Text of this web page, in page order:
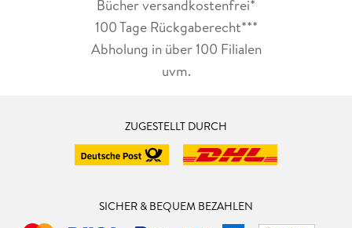
Bücher versandkostenfrei*
100 Tage Rückgaberecht***
Abholung in über 100 Filialen
uvm.
ZUGESTELLT DURCH
SICHER & BEQUEM BEZAHLEN